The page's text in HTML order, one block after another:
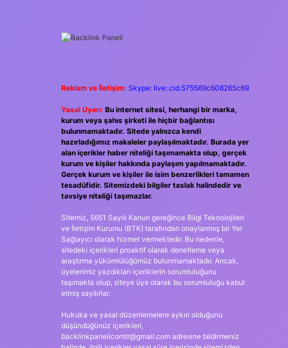
SIDEBAR
Reklam ve İletişim: Skype: live:.cid.575569c608265c69
Yasal Uyarı: Bu internet sitesi, herhangi bir marka,
kurum veya şahıs şirketi ile hiçbir bağlantısı
bulunmamaktadır. Sitede yalnızca kendi
hazırladığımız makaleler paylaşılmaktadır. Burada yer
alan içerikler haber niteliği taşımamakta olup, gerçek
kurum ve kişiler hakkında paylaşım yapılmamaktadır.
Gerçek kurum ve kişiler ile isim benzerlikleri tamamen
tesadüfidir. Sitemizdeki bilgiler taslak halindedir ve
tavsiye niteliği taşımazlar.
Sitemiz, 5651 Sayılı Kanun gereğince Bilgi Teknolojileri
ve İletişim Kurumu (BTK) tarafından onaylanmış bir Yer
Sağlayıcı olarak hizmet vermektedir. Bu nedenle,
sitedeki içerikleri proaktif olarak denetleme veya
araştırma yükümlülüğümüz bulunmamaktadır. Ancak,
üyelerimiz yazdıkları içeriklerin sorumluluğunu
taşımakta olup, siteye üye olarak bu sorumluluğu kabul
etmiş sayılırlar.
Hukuka ve yasal düzenlemelere aykırı olduğunu
düşündüğünüz içerikleri,
backlinkpanelicomtr@gmail.comadresine bildirmeniz